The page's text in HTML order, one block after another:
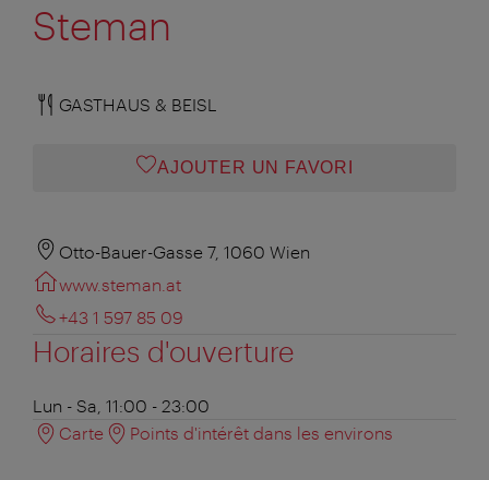
Steman
GASTHAUS & BEISL
AJOUTER UN FAVORI
Otto-Bauer-Gasse 7, 1060 Wien
www.steman.at
+43 1 597 85 09
Horaires d'ouverture
Lun - Sa, 11:00 - 23:00
Carte
Points d'intérêt dans les environs